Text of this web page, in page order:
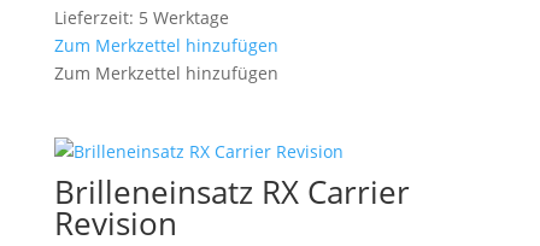
Lieferzeit: 5 Werktage
Zum Merkzettel hinzufügen
Zum Merkzettel hinzufügen
Brilleneinsatz RX Carrier
Revision